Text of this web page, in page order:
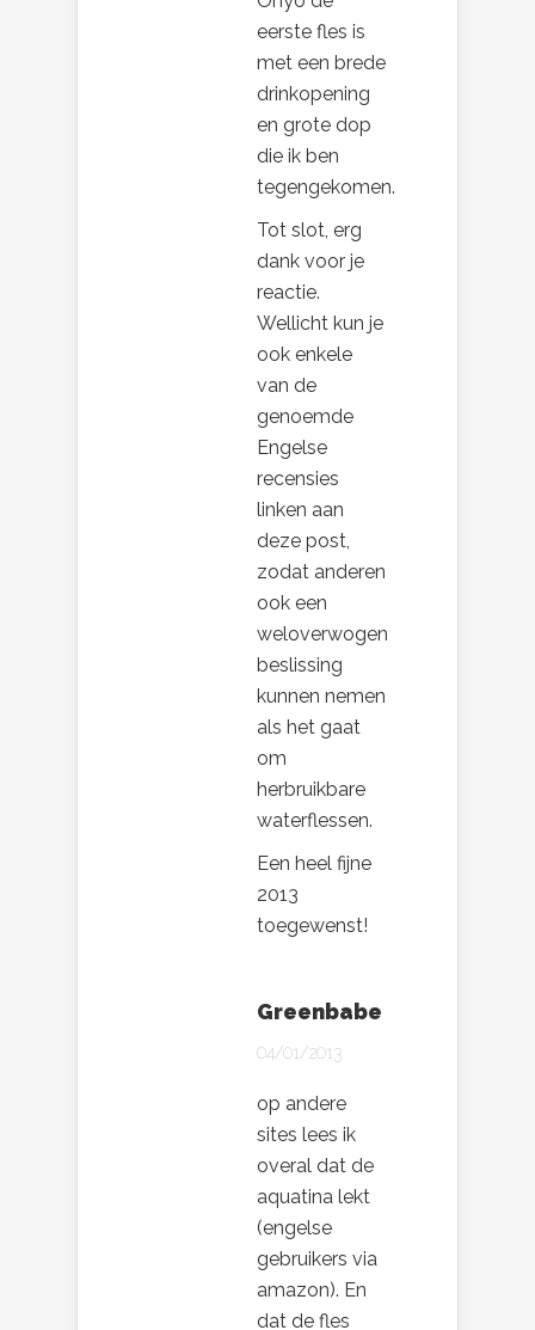
eerste fles is
met een brede
drinkopening
en grote dop
die ik ben
tegengekomen.
Tot slot, erg
dank voor je
reactie.
Wellicht kun je
ook enkele
van de
genoemde
Engelse
recensies
linken aan
deze post,
zodat anderen
ook een
weloverwogen
beslissing
kunnen nemen
als het gaat
om
herbruikbare
waterflessen.
Een heel fijne
2013
toegewenst!
Greenbabe
04/01/2013
op andere
sites lees ik
overal dat de
aquatina lekt
(engelse
gebruikers via
amazon). En
dat de fles